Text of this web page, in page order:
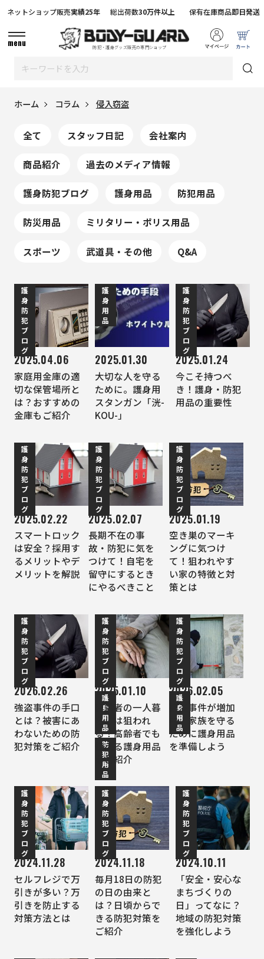
防犯・護身グッズ販売の専門ショップ
ネットショップ販売実績25年 総出荷数30万件以上 保有在庫商品即日発送
menu
ホーム コラム 侵入窃盗
全て スタッフ日記 会社案内
商品紹介 過去のメディア情報
護身防犯ブログ 護身用品 防犯用品
防災用品 ミリタリー・ポリス用品
スポーツ 武道具・その他 Q&A
護
身
防
犯
ブ
ロ
グ
2025.04.06
家庭用金庫の適
切な保管場所と
は？おすすめの
金庫もご紹介
護
身
用
品
2025.01.30
大切な人を守る
ために。護身用
スタンガン「洸-
KOU-」
護
身
防
犯
ブ
ロ
グ
2025.01.24
今こそ持つべ
き！護身・防犯
用品の重要性
護
身
防
犯
ブ
ロ
グ
2025.02.22
スマートロック
は安全？採用す
るメリットやデ
メリットを解説
護
身
防
犯
ブ
ロ
グ
2025.02.07
長期不在の事
故・防犯に気を
つけて！自宅を
留守にするとき
にやるべきこと
護
身
防
犯
ブ
ロ
グ
2025.01.19
空き巣のマーキ
ングに気つけ
て！狙われやす
い家の特徴と対
策とは
護
身
防
犯
ブ
ロ
グ
2026.02.26
強盗事件の手口
とは？被害にあ
わないための防
犯対策をご紹介
護
身
防
犯
ブ
ロ
グ
護
身
用
品
防
犯
用
品
2025.01.10
高齢者の一人暮
らしは狙われ
る？高齢者でも
使える護身用品
をご紹介
護
身
防
犯
ブ
ロ
グ
護
身
用
品
2026.02.05
強盗事件が増加
中！家族を守る
ために護身用品
を準備しよう
護
身
防
犯
ブ
ロ
グ
2024.11.28
セルフレジで万
引きが多い？万
引きを防止する
対策方法とは
護
身
防
犯
ブ
ロ
グ
2024.11.18
毎月18日の防犯
の日の由来と
は？日頃からで
きる防犯対策を
ご紹介
護
身
防
犯
ブ
ロ
グ
2024.10.11
「安全・安心な
まちづくりの
日」ってなに？
地域の防犯対策
を強化しよう